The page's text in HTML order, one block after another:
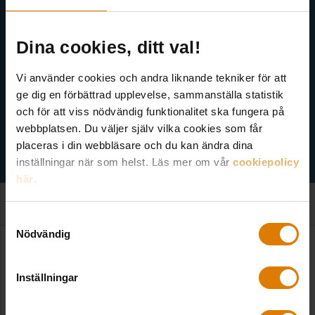
Dina cookies, ditt val!
Vi använder cookies och andra liknande tekniker för att
ge dig en förbättrad upplevelse, sammanställa statistik
och för att viss nödvändig funktionalitet ska fungera på
webbplatsen. Du väljer själv vilka cookies som får
placeras i din webbläsare och du kan ändra dina
inställningar när som helst. Läs mer om vår cookiepolicy
här.
Nödvändig
Inställningar
Välj ämne